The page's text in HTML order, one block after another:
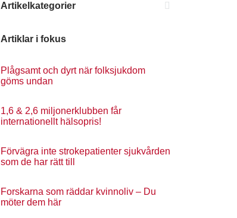
Artikelkategorier
Artiklar i fokus
Plågsamt och dyrt när folksjukdom
göms undan
1,6 & 2,6 miljonerklubben får
internationellt hälsopris!
Förvägra inte strokepatienter sjukvården
som de har rätt till
Forskarna som räddar kvinnoliv – Du
möter dem här